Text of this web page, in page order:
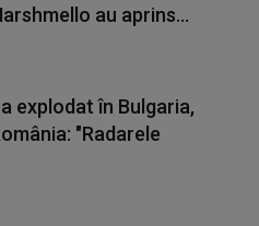
au aprins...
explodat în Bulgaria,
"Radarele